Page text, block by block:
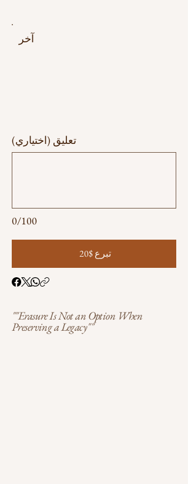
آخر
0/100
تعليق (اختياري)
تبرع $20
""Erasure Is Not an Option When
Preserving a Legacy""